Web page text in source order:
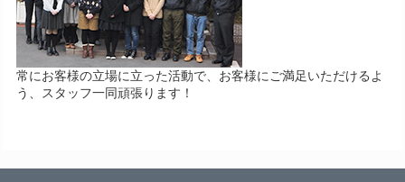
常にお客様の立場に立った活動で、お客様にご満足いただけるよ
う、スタッフ一同頑張ります！